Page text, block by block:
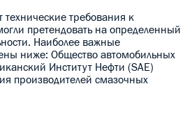
требования к
претендовать на определенный
Наиболее важные
ниже: Общество автомобильных
Институт Нефти (SAE)
производителей смазочных